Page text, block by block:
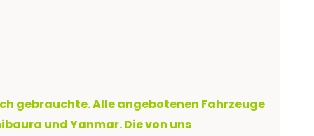
gebrauchte. Alle angebotenen Fahrzeuge
und Yanmar. Die von uns